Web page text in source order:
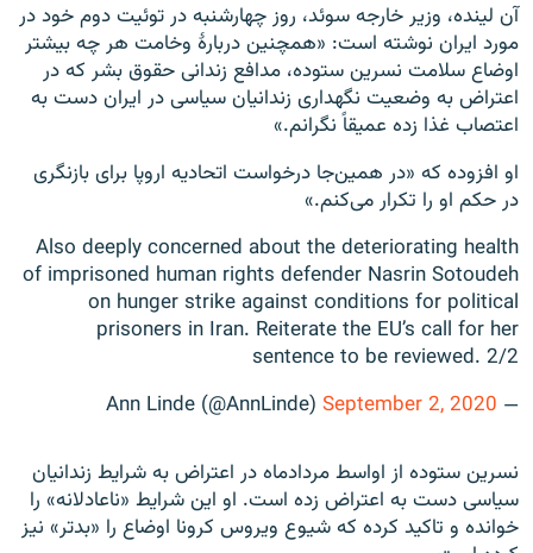
آن لینده، وزیر خارجه سوئد، روز چهارشنبه در توئیت دوم خود در
مورد ایران نوشته است: «همچنین دربارهٔ وخامت هر چه بیشتر
اوضاع سلامت نسرین ستوده، مدافع زندانی حقوق بشر که در
اعتراض به وضعیت نگهداری زندانیان سیاسی در ایران دست به
اعتصاب غذا زده عمیقاً نگرانم.»
او افزوده که «در همین‌جا درخواست اتحادیه اروپا برای بازنگری
در حکم او را تکرار می‌کنم.»
Also deeply concerned about the deteriorating health
of imprisoned human rights defender Nasrin Sotoudeh
on hunger strike against conditions for political
prisoners in Iran. Reiterate the EU’s call for her
sentence to be reviewed. 2/2
— Ann Linde (@AnnLinde)
September 2, 2020
نسرین ستوده از اواسط مردادماه در اعتراض به شرایط زندانیان
سیاسی دست به اعتراض زده است. او این شرایط «ناعادلانه» را
خوانده و تاکید کرده که شیوع ویروس کرونا اوضاع را «بدتر» نیز